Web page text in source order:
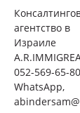
агентство в
Израиле
052-569-65-
WhatsApp,